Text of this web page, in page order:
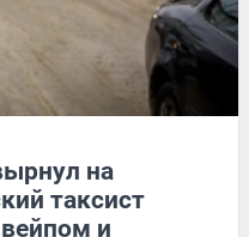
на
таксист
и